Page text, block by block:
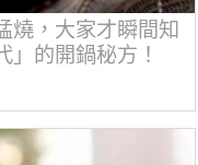
燒，大家才瞬間知
」的開鍋秘方！